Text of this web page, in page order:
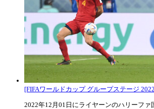
[FIFAワールドカップ グループステージ
2022年12月01日にライヤーンのハリーフ